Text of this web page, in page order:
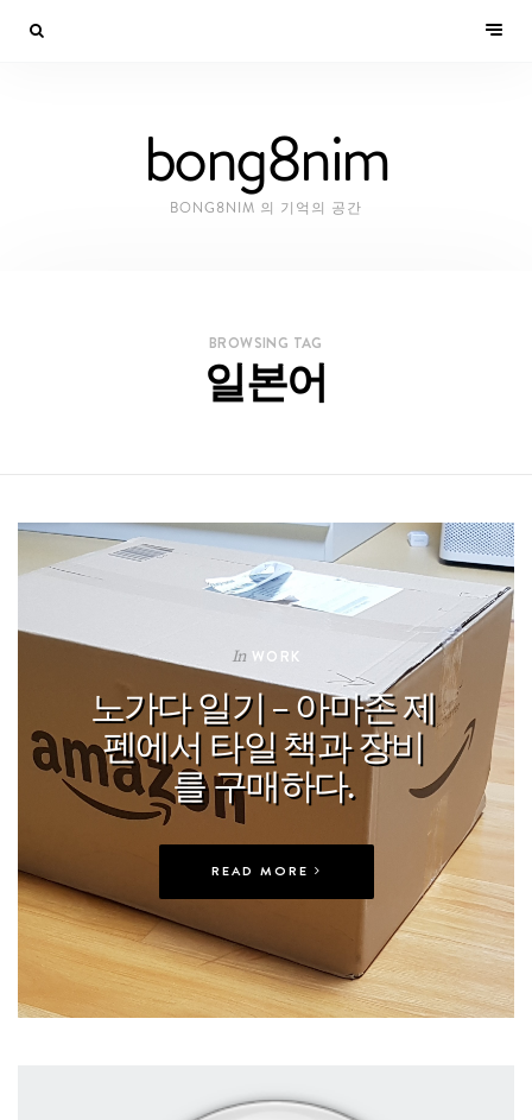
bong8nim
BONG8NIM 의 기억의 공간
BROWSING TAG
일본어
In WORK
노가다 일기 – 아마존 제
펜에서 타일 책과 장비
를 구매하다.
READ MORE